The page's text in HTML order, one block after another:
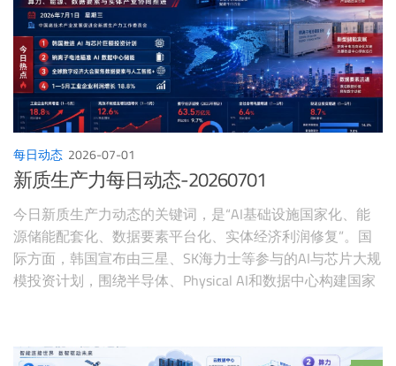
每日动态 2026-07-01
新质生产力每日动态-20260701
今日新质生产力动态的关键词，是“AI基础设施国家化、能
源储能配套化、数据要素平台化、实体经济利润修复”。国
际方面，韩国宣布由三星、SK海力士等参与的AI与芯片大规
模投资计划，围绕半导体、Physical AI和数据中心构建国家